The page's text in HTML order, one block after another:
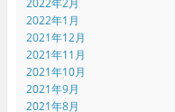
2022年2月
2022年1月
2021年12月
2021年11月
2021年10月
2021年9月
2021年8月